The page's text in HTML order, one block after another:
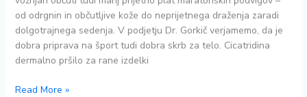
od odrgnin in občutljive kože do neprijetnega draženja zaradi
dolgotrajnega sedenja. V podjetju Dr. Gorkič verjamemo, da je
dobra priprava na šport tudi dobra skrb za telo. Cicatridina
dermalno pršilo za rane izdelki
🚴‍♂️ Veter
Read More »